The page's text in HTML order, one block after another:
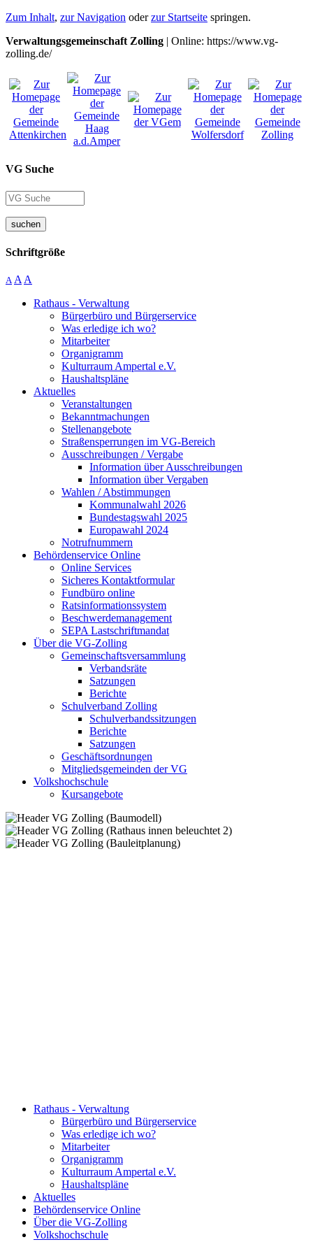
Zum Inhalt, zur Navigation oderzur Startseite springen.
Verwaltungsgemeinschaft Zolling | Online: https://www.vg-
zolling.de/
VG Suche
suchen
Schriftgröße
A A A
Rathaus - Verwaltung
Bürgerbüro und Bürgerservice
Was erledige ich wo?
Mitarbeiter
Organigramm
Kulturraum Ampertal e.V.
Haushaltspläne
Aktuelles
Veranstaltungen
Bekanntmachungen
Stellenangebote
Straßensperrungen im VG-Bereich
Ausschreibungen / Vergabe
Information über Ausschreibungen
Information über Vergaben
Wahlen / Abstimmungen
Kommunalwahl 2026
Bundestagswahl 2025
Europawahl 2024
Notrufnummern
Behördenservice Online
Online Services
Sicheres Kontaktformular
Fundbüro online
Ratsinformationssystem
Beschwerdemanagement
SEPA Lastschriftmandat
Über die VG-Zolling
Gemeinschaftsversammlung
Verbandsräte
Satzungen
Berichte
Schulverband Zolling
Schulverbandssitzungen
Berichte
Satzungen
Geschäftsordnungen
Mitgliedsgemeinden der VG
Volkshochschule
Kursangebote
Rathaus - Verwaltung
Bürgerbüro und Bürgerservice
Was erledige ich wo?
Mitarbeiter
Organigramm
Kulturraum Ampertal e.V.
Haushaltspläne
Aktuelles
Behördenservice Online
Über die VG-Zolling
Volkshochschule